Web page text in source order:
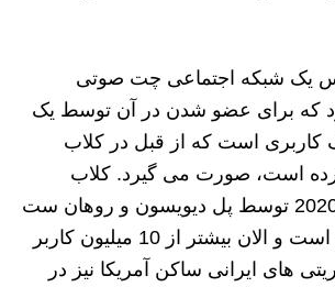
یک شبکه اجتماعی چت صوتی
برای عضو شدن در آن توسط یک
کاربری است که از قبل در کلاب
است، صورت می گیرد. کلاب
هاوس در آوریل 2020 توسط پل دیویسون و روهان ست
بنیان گذاری شده است و الان بیشتر از 10 میلیون کاربر
های ایرانی ساکن آمریکا نیز در